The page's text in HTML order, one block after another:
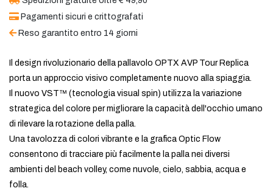
Pagamenti sicuri e crittografati
Reso garantito entro 14 giorni
Il design rivoluzionario della pallavolo OPTX AVP Tour Replica
porta un approccio visivo completamente nuovo alla spiaggia.
Il nuovo VST™ (tecnologia visual spin) utilizza la variazione
strategica del colore per migliorare la capacità dell'occhio umano
di rilevare la rotazione della palla.
Una tavolozza di colori vibrante e la grafica Optic Flow
consentono di tracciare più facilmente la palla nei diversi
ambienti del beach volley, come nuvole, cielo, sabbia, acqua e
folla.